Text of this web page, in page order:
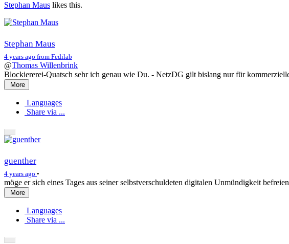
Stephan Maus likes this.
Stephan Maus
4 years ago from Fedilab
@Thomas Willenbrink
Blockiererei-Quatsch sehr ich genau wie Du. - NetzDG gilt bislang nur für
More
Languages
Share via ...
guenther
4 years ago •
möge er sich eines Tages aus seiner selbstverschuldeten digitalen Unmündigkeit
More
Languages
Share via ...